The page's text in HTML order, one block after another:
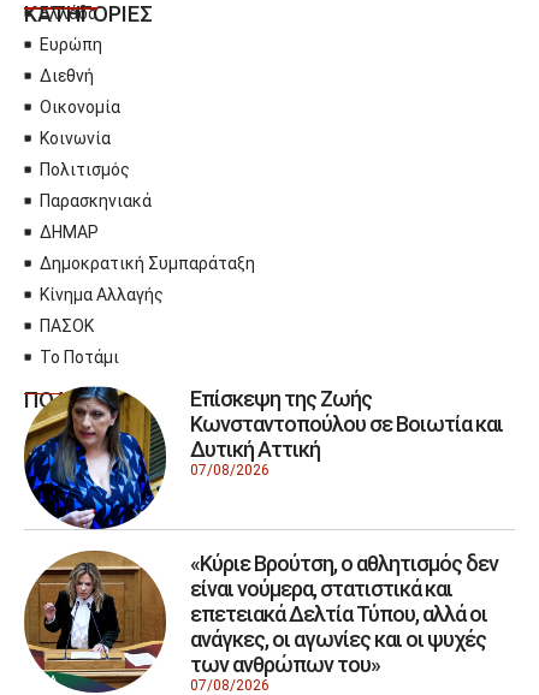
ΚΑΤΗΓΟΡΙΕΣ
Ελλάδα
Ευρώπη
Διεθνή
Οικονομία
Κοινωνία
Πολιτισμός
Παρασκηνιακά
ΔΗΜΑΡ
Δημοκρατική Συμπαράταξη
Κίνημα Αλλαγής
ΠΑΣΟΚ
Το Ποτάμι
ΠΟΛΙΤΙΚΗ
Επίσκεψη της Ζωής
Κωνσταντοπούλου σε Βοιωτία και
Δυτική Αττική
07/08/2026
«Κύριε Βρούτση, ο αθλητισμός δεν
είναι νούμερα, στατιστικά και
επετειακά Δελτία Τύπου, αλλά οι
ανάγκες, οι αγωνίες και οι ψυχές
των ανθρώπων του»
07/08/2026